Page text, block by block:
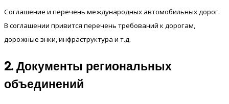
Соглашение и перечень международных автомобильных дорог.
В соглашении привится перечень требований к дорогам,
дорожные знки, инфраструктура и т.д.
2. Документы региональных
объединений